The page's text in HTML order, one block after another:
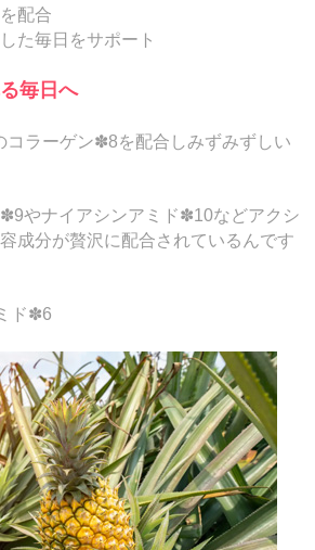
配合
た毎日をサポート
毎日へ
コラーゲン✽8を配合しみずみずしい
やナイアシンアミド✽10などアクシ
成分が贅沢に配合されているんです
ド✽6